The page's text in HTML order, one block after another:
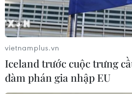
vietnamplus.vn
Iceland trước cuộc trưng
đàm phán gia nhập EU